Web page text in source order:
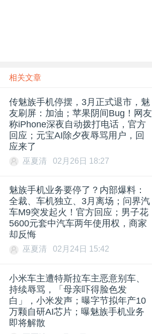
相关文章
传魅族手机停摆，3月正式退市，魅
友刷屏：加油；苹果阴间Bug！网友
称iPhone深夜自动拨打电话，官方
回应；元宝AI除夕夜辱骂用户，回
应来了
巫夏清 02月26日 18:27
魅族手机业务要停了？内部爆料：
全裁、车机独立、3月离场；问界汽
车M9突发起火！官方回应；男子花
5600元套中汽车两年使用权，商家
却反悔
巫夏清 02月24日 15:42
小米车主遭特斯拉车主恶意别车、
持续辱骂，「母亲吓得脸色发
白」，小米发声；曝字节拟年产10
万颗自研AI芯片；曝魅族手机业务
即将解散